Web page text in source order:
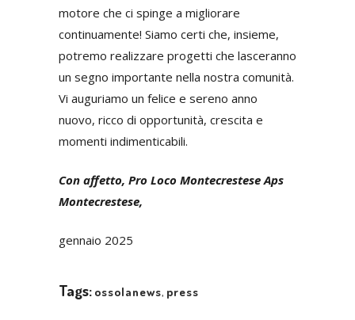
motore che ci spinge a migliorare
continuamente! Siamo certi che, insieme,
potremo realizzare progetti che lasceranno
un segno importante nella nostra comunità.
Vi auguriamo un felice e sereno anno
nuovo, ricco di opportunità, crescita e
momenti indimenticabili.
Con affetto, Pro Loco Montecrestese Aps
Montecrestese,
gennaio 2025
Tags: ossolanews, press